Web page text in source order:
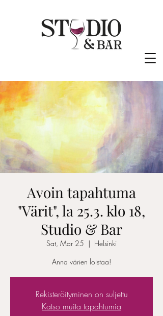
Avoin tapahtuma
"Värit", la 25.3. klo 18,
Studio & Bar
Sat, Mar 25
  |
Helsinki
Anna värien loistaa!
Rekisteröityminen on suljettu
Katso muita tapahtumia